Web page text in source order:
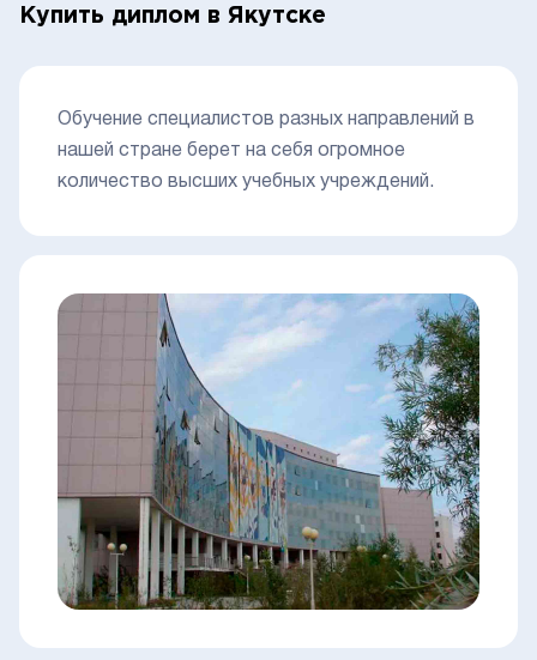
Купить диплом в Якутске
Обучение специалистов разных направлений в
нашей стране берет на себя огромное
количество высших учебных учреждений.